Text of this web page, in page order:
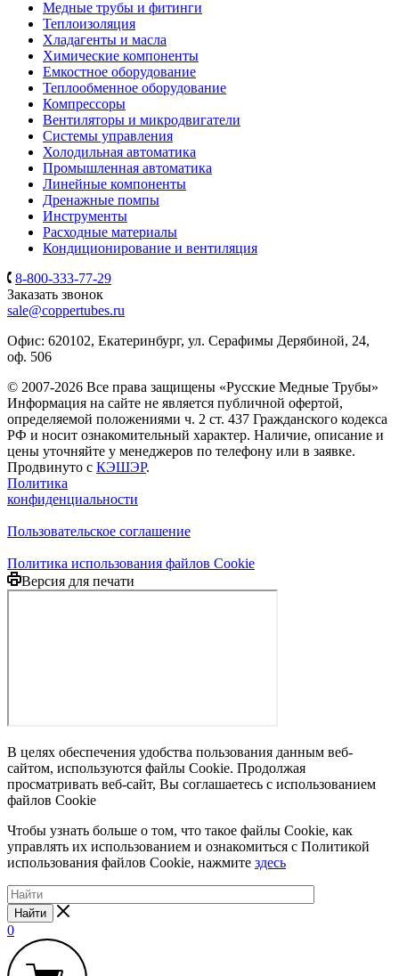
Медные трубы и фитинги
Теплоизоляция
Хладагенты и масла
Химические компоненты
Емкостное оборудование
Теплообменное оборудование
Компрессоры
Вентиляторы и микродвигатели
Системы управления
Холодильная автоматика
Промышленная автоматика
Линейные компоненты
Дренажные помпы
Инструменты
Расходные материалы
Кондиционирование и вентиляция
8-800-333-77-29
Заказать звонок
sale@coppertubes.ru
Офис: 620102, Екатеринбург, ул. Серафимы Дерябиной, 24,
оф. 506
© 2007-2026 Все права защищены «Русские Медные Трубы»
Информация на сайте не является публичной офертой,
определяемой положениями ч. 2 ст. 437 Гражданского кодекса
РФ и носит ознакомительный характер. Наличие, описание и
цены уточняйте у менеджеров по телефону или в заявке.
Продвинуто с КЭШЭР.
Политика
конфиденциальности
Пользовательское соглашение
Политика использования файлов Cookie
Версия для печати
В целях обеспечения удобства пользования данным веб-
сайтом, используются файлы Cookie. Продолжая
просматривать веб-сайт, Вы соглашаетесь с использованием
файлов Cookie
Чтобы узнать больше о том, что такое файлы Cookie, как
управлять их использованием и ознакомиться с Политикой
использования файлов Cookie, нажмите здесь
Найти
0